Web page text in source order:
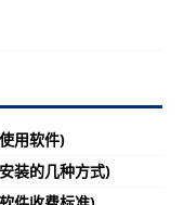
用软件)
装的几种方式)